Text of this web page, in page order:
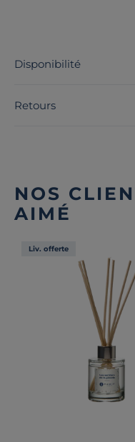
Disponibilité
Retours
NOS
AIMÉ
Liv. offerte